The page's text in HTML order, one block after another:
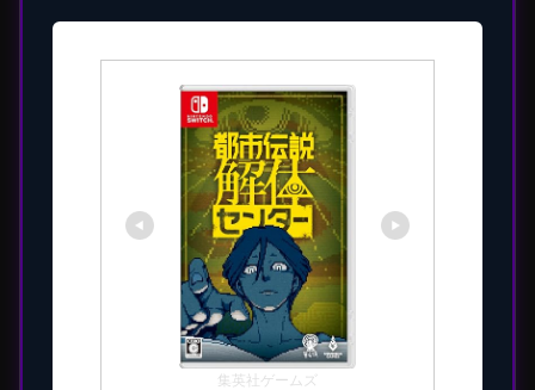
集英社ゲームズ